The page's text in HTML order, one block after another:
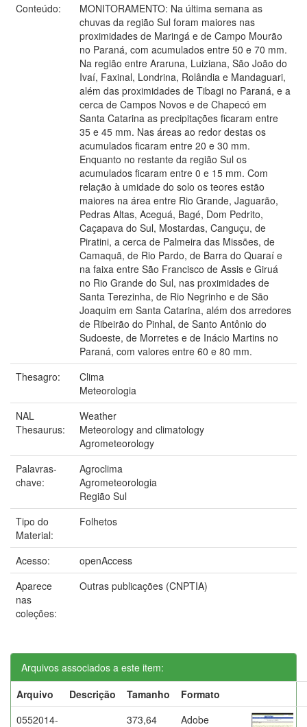
Conteúdo:
MONITORAMENTO: Na última semana as
chuvas da região Sul foram maiores nas
proximidades de Maringá e de Campo Mourão
no Paraná, com acumulados entre 50 e 70 mm.
Na região entre Araruna, Luiziana, São João do
Ivaí, Faxinal, Londrina, Rolândia e Mandaguari,
além das proximidades de Tibagi no Paraná, e a
cerca de Campos Novos e de Chapecó em
Santa Catarina as precipitações ficaram entre
35 e 45 mm. Nas áreas ao redor destas os
acumulados ficaram entre 20 e 30 mm.
Enquanto no restante da região Sul os
acumulados ficaram entre 0 e 15 mm. Com
relação à umidade do solo os teores estão
maiores na área entre Rio Grande, Jaguarão,
Pedras Altas, Aceguá, Bagé, Dom Pedrito,
Caçapava do Sul, Mostardas, Canguçu, de
Piratini, a cerca de Palmeira das Missões, de
Camaquã, de Rio Pardo, de Barra do Quaraí e
na faixa entre São Francisco de Assis e Giruá
no Rio Grande do Sul, nas proximidades de
Santa Terezinha, de Rio Negrinho e de São
Joaquim em Santa Catarina, além dos arredores
de Ribeirão do Pinhal, de Santo Antônio do
Sudoeste, de Morretes e de Inácio Martins no
Paraná, com valores entre 60 e 80 mm.
Thesagro:
Clima
Meteorologia
NAL
Thesaurus:
Weather
Meteorology and climatology
Agrometeorology
Palavras-
chave:
Agroclima
Agrometeorologia
Região Sul
Tipo do
Material:
Folhetos
Acesso:
openAccess
Aparece
nas
coleções:
Outras publicações (CNPTIA)
Arquivos associados a este item:
Arquivo
Descrição Tamanho
Formato
0552014-
373,64
Adobe